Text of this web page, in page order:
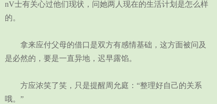
nV士有关心过他们现状，问她两人现在的生活计划是怎么样
的。
拿来应付父母的借口是双方有感情基础，这方面被问及
是必然的，要是一直异地，迟早露馅。
方应浓笑了笑，只是提醒周允庭：“整理好自己的关系
哦。”